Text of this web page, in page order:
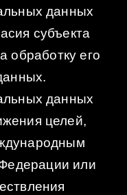
данных
субъекта
обработку его
данных
целей,
или